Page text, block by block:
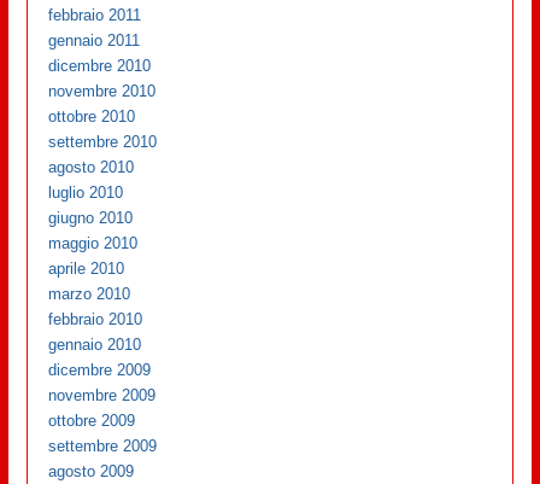
febbraio 2011
gennaio 2011
dicembre 2010
novembre 2010
ottobre 2010
settembre 2010
agosto 2010
luglio 2010
giugno 2010
maggio 2010
aprile 2010
marzo 2010
febbraio 2010
gennaio 2010
dicembre 2009
novembre 2009
ottobre 2009
settembre 2009
agosto 2009